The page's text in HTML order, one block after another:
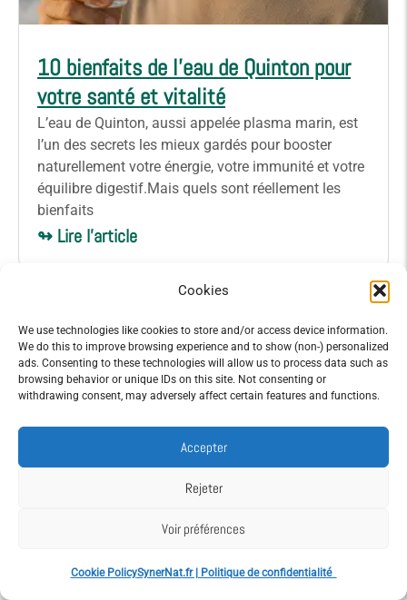
Cookies
We use technologies like cookies to store and/or access device information.
We do this to improve browsing experience and to show (non-) personalized
ads. Consenting to these technologies will allow us to process data such as
browsing behavior or unique IDs on this site. Not consenting or
withdrawing consent, may adversely affect certain features and functions.
Accepter
Rejeter
Voir préférences
Cookie PolicySynerNat.fr | Politique de confidentialité
10 bienfaits de l’eau de Quinton pour
votre santé et vitalité
L’eau de Quinton, aussi appelée plasma marin, est
l’un des secrets les mieux gardés pour booster
naturellement votre énergie, votre immunité et votre
équilibre digestif.Mais quels sont réellement les
bienfaits
↬ Lire l'article
Anti douleur musculaire puissant : 7
alternatives naturelles efficaces